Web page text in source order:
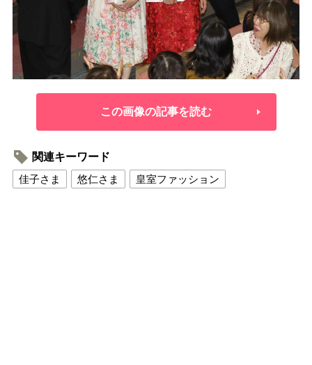
この画像の記事を読む
関連キーワード
佳子さま
悠仁さま 皇室ファッション